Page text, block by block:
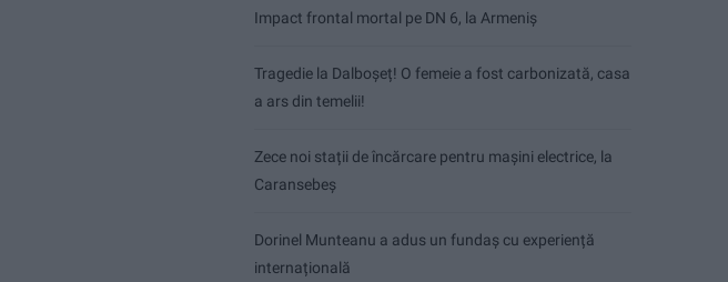
Impact frontal mortal pe DN 6, la Armeniș
Tragedie la Dalboşeț! O femeie a fost carbonizată, casa
a ars din temelii!
Zece noi stații de încărcare pentru mașini electrice, la
Caransebeș
Dorinel Munteanu a adus un fundaș cu experiență
internațională